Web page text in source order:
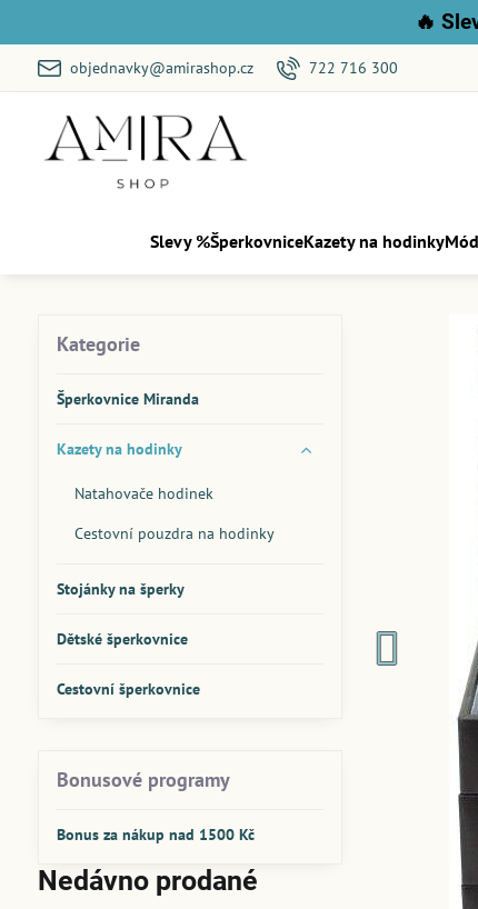
🔥
objednavky@amirashop.cz 722 716 300
Slevy %ŠperkovniceKazety na hodinky
Kategorie
Šperkovnice Miranda
Kazety na hodinky
Natahovače hodinek
Cestovní pouzdra na hodinky
Stojánky na šperky
Dětské šperkovnice
Cestovní šperkovnice
Bonusové programy
Bonus za nákup nad 1500 Kč
Nedávno prodané